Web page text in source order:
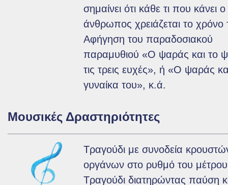
σημαίνει ότι κάθε τι που κάνει ο
άνθρωπος χρειάζεται το χρόνο
Αφήγηση του παραδοσιακού
παραμυθιού «Ο ψαράς και το
τις τρεις ευχές», ή «Ο ψαράς
γυναίκα του», κ.ά.
Μουσικές Δραστηριότητες
Τραγούδι με συνοδεία
οργάνων στο ρυθμό του
Τραγούδι διατηρώντας παύση